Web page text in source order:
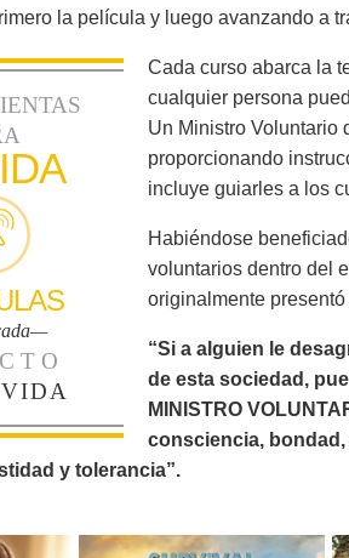
la película y luego avanzando a
Cada curso abarca la
cualquier persona
Un Ministro Voluntario
proporcionando
incluye guiarles a los
Habiéndose
voluntarios dentro del
originalmente
“Si a alguien le
de esta sociedad,
MINISTRO
consciencia,
y tolerancia”.